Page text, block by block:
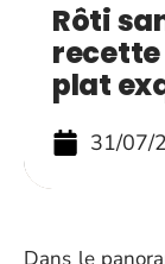
Rôti
recette
plat
31/07/